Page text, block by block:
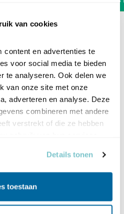
van cookies
content en advertenties te
voor social media te bieden
te analyseren. Ook delen we
van onze site met onze
adverteren en analyse. Deze
combineren met andere
verstrekt of die ze hebben
Details tonen
toestaan